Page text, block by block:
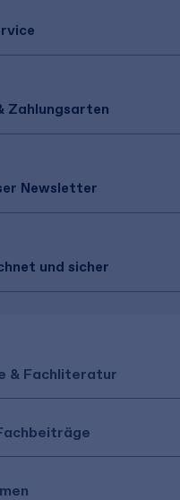
Zahlungsarten
Newsletter
und sicher
& Fachliteratur